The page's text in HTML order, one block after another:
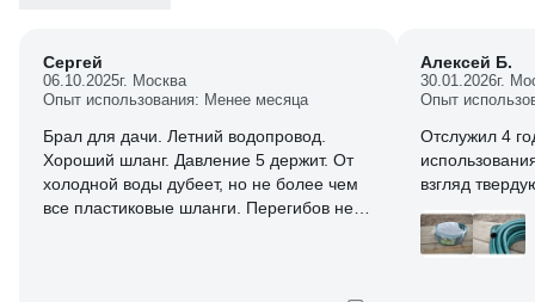
Сергей
06.10.2025г. Москва
Опыт использования: Менее месяца
Брал для дачи. Летний водопровод.
Хороший шланг. Давление 5 держит. От
холодной воды дубеет, но не более чем
все пластиковые шланги. Перегибов не
Алексей Б.
30.01.2026г.
Опыт
Отслужил 4
взгляд